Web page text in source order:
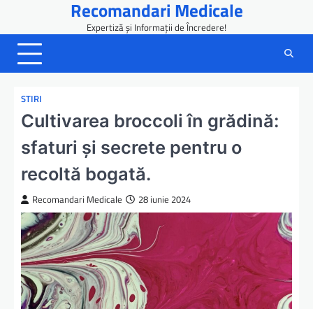
content
Recomandari Medicale
Expertiză și Informații de Încredere!
STIRI
Cultivarea broccoli în grădină:
sfaturi și secrete pentru o
recoltă bogată.
Recomandari Medicale 28 iunie 2024